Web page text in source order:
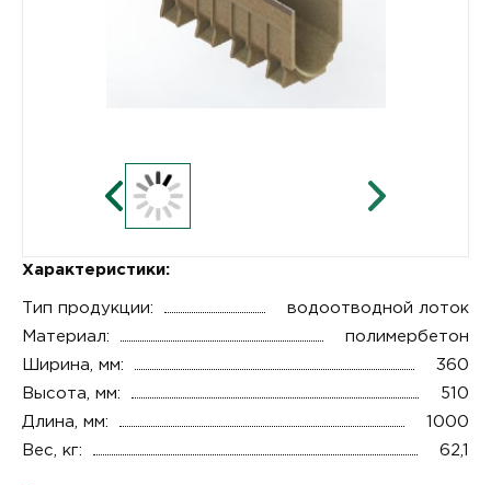
Характеристики:
Тип продукции:
водоотводной лоток
Материал:
полимербетон
Ширина, мм:
360
Высота, мм:
510
Длина, мм:
1000
Вес, кг:
62,1